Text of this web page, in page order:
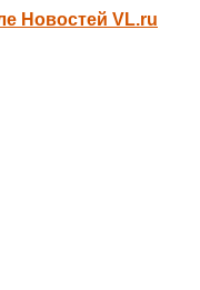
Новостей VL.ru